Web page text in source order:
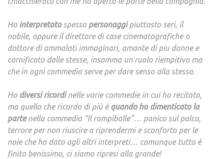
Ho interpretato spesso personaggipiuttosto seri, il
nobile, oppure il direttore di case cinematografiche o
dottore di ammalati immaginari, amante di piu donne e
cornificato dalle stesse, insomma un ruolo riempitivo ma
che in ogni commedia serve per dare senso alla stessa.
Ho diversi ricordinelle varie commedie in cui ho recitato,
ma quello che ricordo di più è quando ho dimenticato la
partenella commedia “Il rompiballe”… panico sul palco,
terrore per non riuscire a riprendermi e sconforto per le
noie che ho dato agli altri interpreti… comunque tutto è
finito benissimo, ci siamo ripresi alla grande!